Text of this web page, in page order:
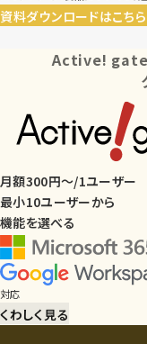
資料ダウンロードはこちら
Active! gate
月額300円〜/1ユーザー
最小10ユーザーから
機能を選べる
対応
くわしく見る